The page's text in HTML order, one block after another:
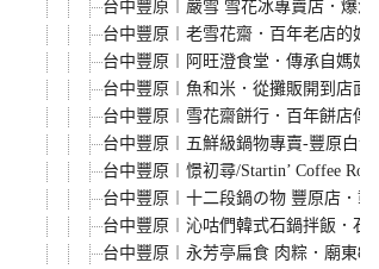
台中豐原︱嚴雪 雪花冰專賣店．爆
台中豐原︱老雪花齋．百年老店的好
台中豐原︱阿旺澄食堂．傳承自媽
台中豐原︱魚和米．從攤販開到店面
台中豐原︱雪花齋餅行．百年餅店
台中豐原︱五鮮級鍋物專賣-豐原白
台中豐原︱憬初尋/Startin’ Coffee
台中豐原︱十二段鍋の物 豐原店．
台中豐原︱沁咕們韓式石鍋拌飯．
台中豐原︱永芳亭扁食 肉粽．廟東